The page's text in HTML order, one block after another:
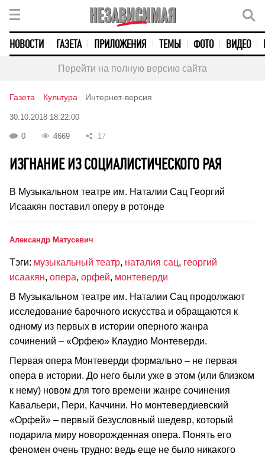
НОВОСТИ ГАЗЕТА ПРИЛОЖЕНИЯ ТЕМЫ ФОТО ВИДЕО
Перейти на полную версию сайта
Газета Культура Интернет-версия
30.10.2018 18:22:00
0 4669 17
ИЗГНАНИЕ ИЗ СОЦИАЛИСТИЧЕСКОГО РАЯ
В Музыкальном театре им. Наталии Сац Георгий
Исаакян поставил оперу в ротонде
Александр Матусевич
Тэги: музыкальный театр, наталия сац, георгий
исаакян, опера, орфей, монтеверди
В Музыкальном театре им. Наталии Сац продолжают
исследование барочного искусства и обращаются к
одному из первых в истории оперного жанра
сочинений – «Орфею» Клаудио Монтеверди.
Первая опера Монтеверди формально – не первая
опера в истории. До него были уже в этом (или близком
к нему) новом для того времени жанре сочинения
Кавальери, Пери, Каччини. Но монтевердиевский
«Орфей» – первый безусловный шедевр, который
подарила миру новорожденная опера. Понять его
феномен очень трудно: ведь еще не было никакого